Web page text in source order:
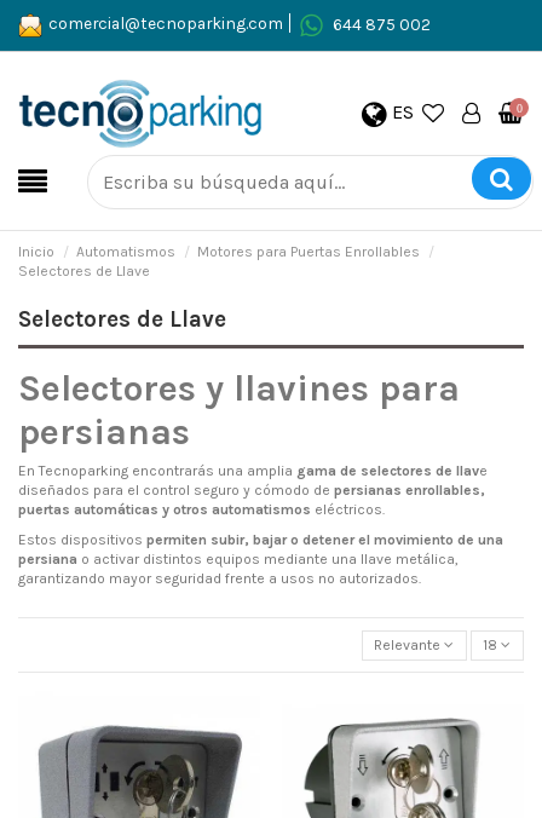
comercial@tecnoparking.com 644 875 002
ES 0
Inicio Automatismos
Motores para Puertas Enrollables
Selectores de Llave
Selectores de Llave
Selectores y llavines para
persianas
En Tecnoparking encontrarás una amplia gama de selectores de llave
diseñados para el control seguro y cómodo de persianas enrollables,
puertas automáticas y otros automatismos eléctricos.
Estos dispositivos permiten subir, bajar o detener el movimiento de una
persiana o activar distintos equipos mediante una llave metálica,
garantizando mayor seguridad frente a usos no autorizados.
Relevante 18